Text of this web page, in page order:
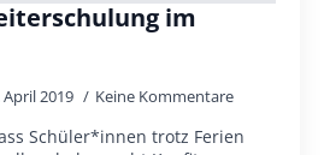
im
April 2019 Keine Kommentare
Schüler*innen trotz Ferien